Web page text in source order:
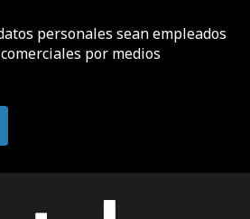
personales sean empleados
por medios